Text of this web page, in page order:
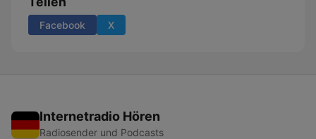
Facebook X
Internetradio Hören
Radiosender und Podcasts